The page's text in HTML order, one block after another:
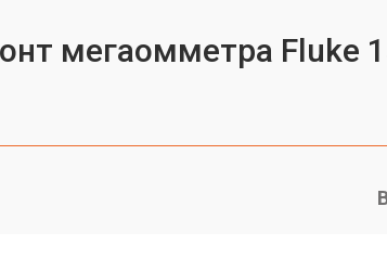
мегаомметра Fluke